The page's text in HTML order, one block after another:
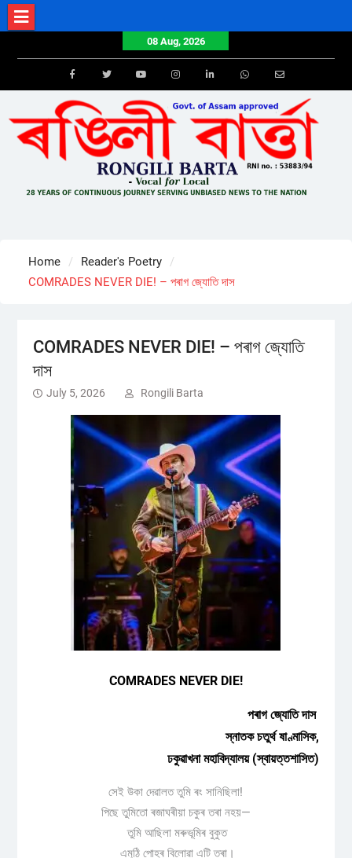
Skip
to
08 Aug, 2026
FacebookTwitterYoutube Email
Home
Reader's Poetry
COMRADES NEVER DIE! – পৰাগ জ্যোতি দাস
COMRADES NEVER DIE! – পৰাগ জ্যোতি
দাস
July 5, 2026 Rongili Barta
COMRADES NEVER DIE!
পৰাগ জ্যোতি দাস
স্নাতক চতুৰ্থ ষাণ্মাসিক,
ঢকুৱাখনা মহাবিদ্যালয় (স্বায়ত্তশাসিত)
সেই উকা দেৱালত তুমি ৰং সানিছিলা!
পিছে তুমিতো ৰজাঘৰীয়া চকুৰ তৰা নহয়—
তুমি আছিলা মৰুভূমিৰ বুকুত
এমুঠি পোহৰ বিলোৱা এটি তৰা।